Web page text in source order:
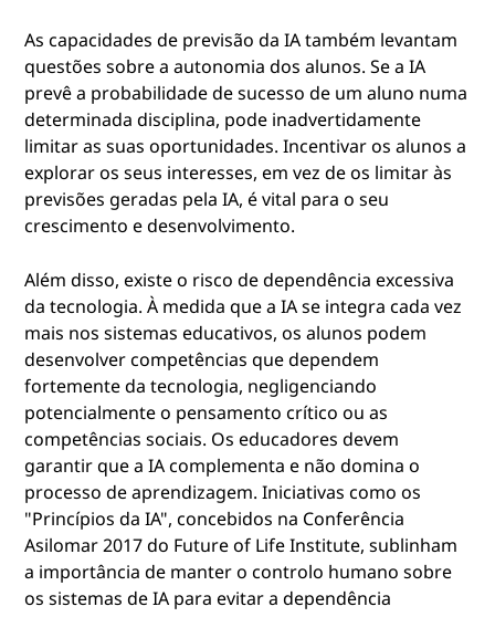
As capacidades de previsão da IA também levantam
questões sobre a autonomia dos alunos. Se a IA
prevê a probabilidade de sucesso de um aluno numa
determinada disciplina, pode inadvertidamente
limitar as suas oportunidades. Incentivar os alunos a
explorar os seus interesses, em vez de os limitar às
previsões geradas pela IA, é vital para o seu
crescimento e desenvolvimento.
Além disso, existe o risco de dependência excessiva
da tecnologia. À medida que a IA se integra cada vez
mais nos sistemas educativos, os alunos podem
desenvolver competências que dependem
fortemente da tecnologia, negligenciando
potencialmente o pensamento crítico ou as
competências sociais. Os educadores devem
garantir que a IA complementa e não domina o
processo de aprendizagem. Iniciativas como os
"Princípios da IA", concebidos na Conferência
Asilomar 2017 do Future of Life Institute, sublinham
a importância de manter o controlo humano sobre
os sistemas de IA para evitar a dependência